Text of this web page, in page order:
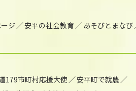
ジ 安平の社会教育
あそびとまなび
179市町村応援大使
安平町で就農